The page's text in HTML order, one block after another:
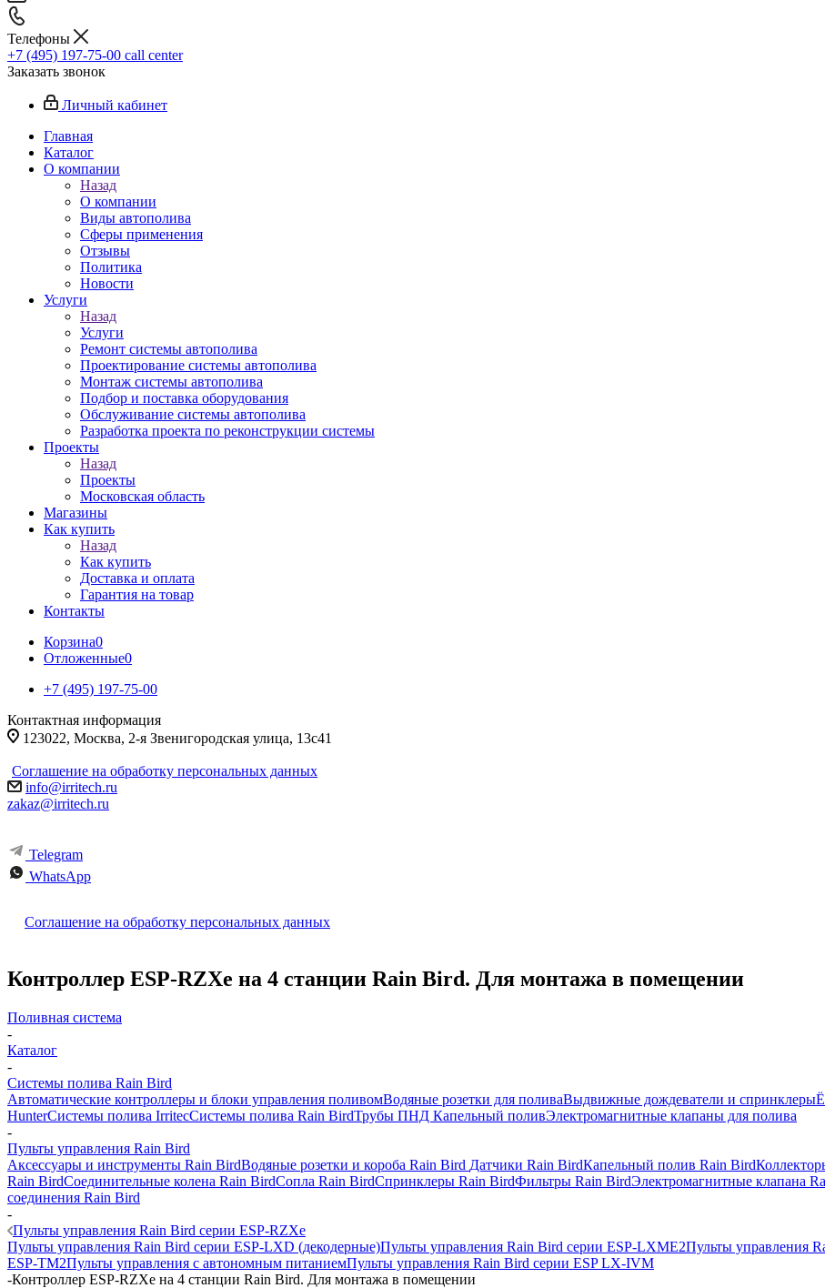
Телефоны
+7 (495) 197-75-00 call center
Заказать звонок
Личный кабинет
Главная
Каталог
О компании
Назад
О компании
Виды автополива
Сферы применения
Отзывы
Политика
Новости
Услуги
Назад
Услуги
Ремонт системы автополива
Проектирование системы автополива
Монтаж системы автополива
Подбор и поставка оборудования
Обслуживание системы автополива
Разработка проекта по реконструкции системы
Проекты
Назад
Проекты
Московская область
Магазины
Как купить
Назад
Как купить
Доставка и оплата
Гарантия на товар
Контакты
Корзина0
Отложенные0
+7 (495) 197-75-00
Контактная информация
123022, Москва, 2-я Звенигородская улица, 13с41
Соглашение на обработку персональных данных
info@irritech.ru
zakaz@irritech.ru
Telegram
WhatsApp
Соглашение на обработку персональных данных
Контроллер ESP-RZXe на 4 станции Rain Bird. Для монтажа в помещении
Поливная система
-
Каталог
-
Системы полива Rain Bird
Автоматические контроллеры и блоки управления поливомВодяные розетки для поливаВыдвижные дождеватели и спринклеры
HunterСистемы полива IrritecСистемы полива Rain BirdТрубы ПНД Капельный поливЭлектромагнитные клапаны для полива
-
Пульты управления Rain Bird
Аксессуары и инструменты Rain BirdВодяные розетки и короба Rain Bird Датчики Rain BirdКапельный полив Rain Bird
Rain BirdСоединительные колена Rain BirdСопла Rain BirdСпринклеры Rain BirdФильтры Rain BirdЭлектромагнитные клапана
соединения Rain Bird
-
Пульты управления Rain Bird серии ESP-RZXe
Пульты управления Rain Bird серии ESP-LXD (декодерные)Пульты управления Rain Bird серии ESP-LXME2Пульты управления
ESP-TM2Пульты управления с автономным питаниемПульты управления Rain Bird серии ESP LX-IVM
-Контроллер ESP-RZXe на 4 станции Rain Bird. Для монтажа в помещении